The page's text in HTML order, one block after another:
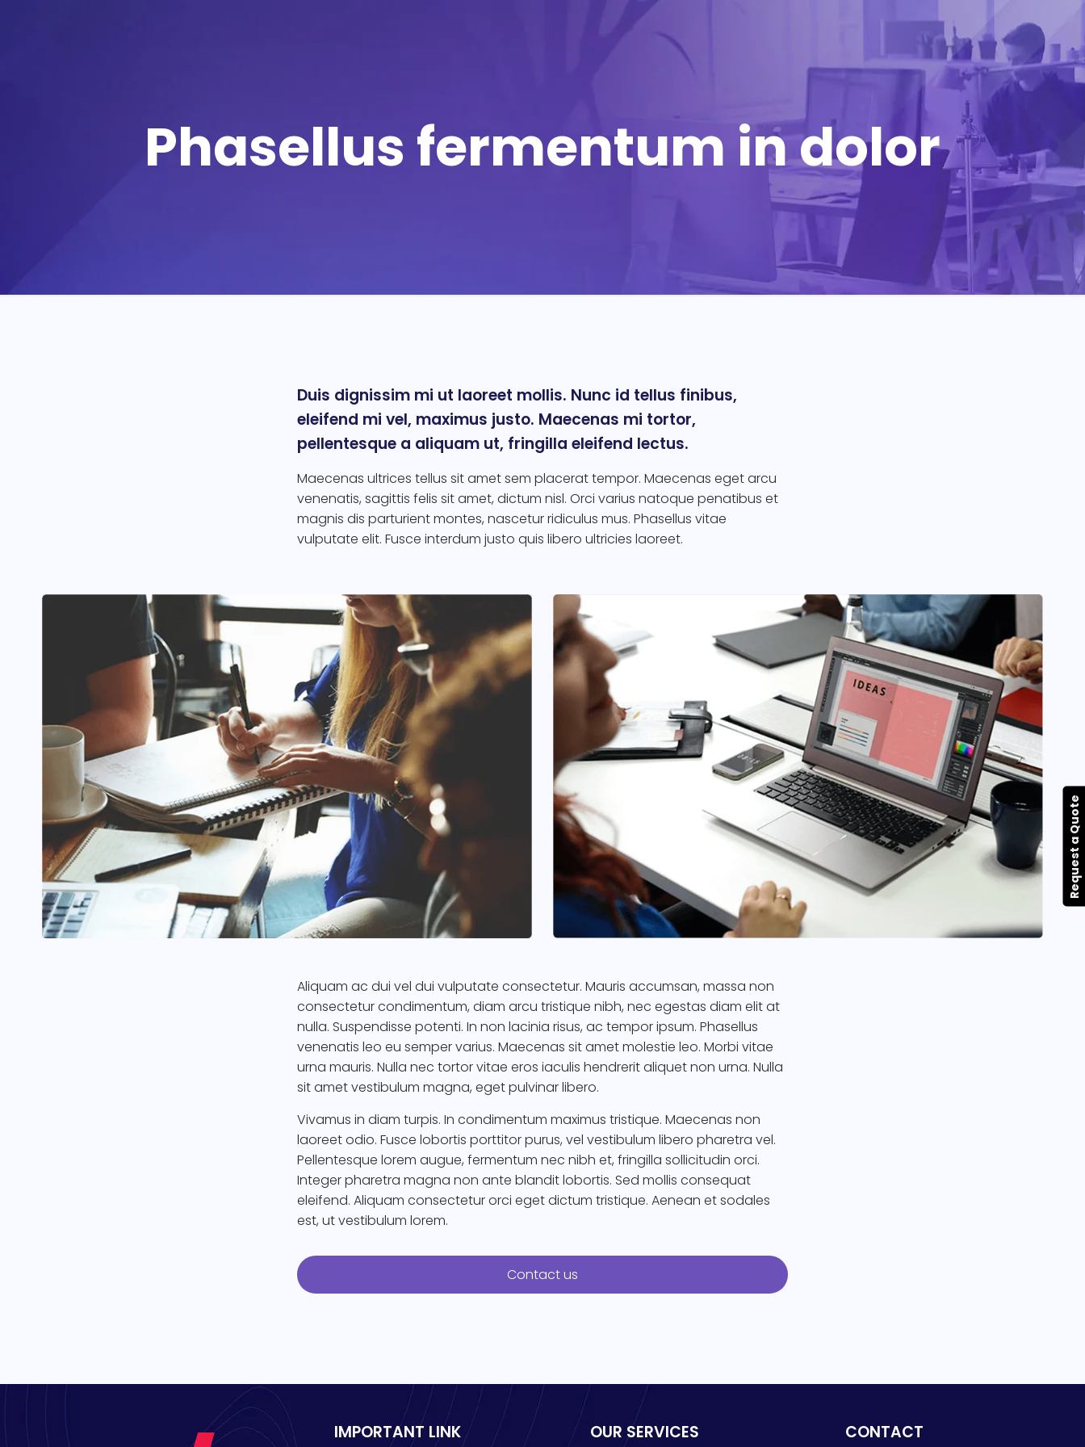
Phasellus fermentum in dolor
Duis dignissim mi ut laoreet mollis. Nunc id tellus finibus,
eleifend mi vel, maximus justo. Maecenas mi tortor,
pellentesque a aliquam ut, fringilla eleifend lectus.
Maecenas ultrices tellus sit amet sem placerat tempor. Maecenas eget arcu
venenatis, sagittis felis sit amet, dictum nisl. Orci varius natoque penatibus et
magnis dis parturient montes, nascetur ridiculus mus. Phasellus vitae
vulputate elit. Fusce interdum justo quis libero ultricies laoreet.
Aliquam ac dui vel dui vulputate consectetur. Mauris accumsan, massa non
consectetur condimentum, diam arcu tristique nibh, nec egestas diam elit at
nulla. Suspendisse potenti. In non lacinia risus, ac tempor ipsum. Phasellus
venenatis leo eu semper varius. Maecenas sit amet molestie leo. Morbi vitae
urna mauris. Nulla nec tortor vitae eros iaculis hendrerit aliquet non urna. Nulla
sit amet vestibulum magna, eget pulvinar libero.
Vivamus in diam turpis. In condimentum maximus tristique. Maecenas non
laoreet odio. Fusce lobortis porttitor purus, vel vestibulum libero pharetra vel.
Pellentesque lorem augue, fermentum nec nibh et, fringilla sollicitudin orci.
Integer pharetra magna non ante blandit lobortis. Sed mollis consequat
eleifend. Aliquam consectetur orci eget dictum tristique. Aenean et sodales
est, ut vestibulum lorem.
Contact us
IMPORTANT LINK OUR SERVICES CONTACT
Request a Quote